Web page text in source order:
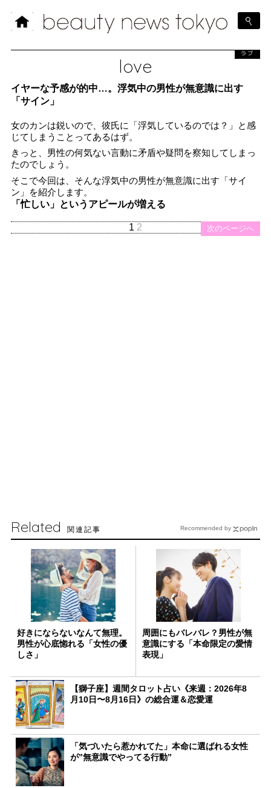
love
ラブ
イヤーな予感が的中…。浮気中の男性が無意識に出す
「サイン」
女のカンは鋭いので、彼氏に「浮気しているのでは？」と感
じてしまうことってあるはず。
きっと、男性の何気ない言動に矛盾や疑問を察知してしまっ
たのでしょう。
そこで今回は、そんな浮気中の男性が無意識に出す「サイ
ン」を紹介します。
「忙しい」というアピールが増える
次のページへ
1 2
Related 関連記事
好きにならないなんて無理。
男性が心底惚れる「女性の優
しさ」
周囲にもバレバレ？男性が無
意識にする「本命限定の愛情
表現」
【獅子座】週間タロット占い《来週：2026年8
月10日〜8月16日》の総合運＆恋愛運
「気づいたら惹かれてた」本命に選ばれる女性
が”無意識でやってる行動”
Recommended by